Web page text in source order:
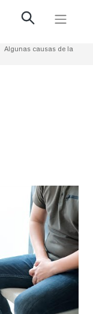
Algunas causas de la